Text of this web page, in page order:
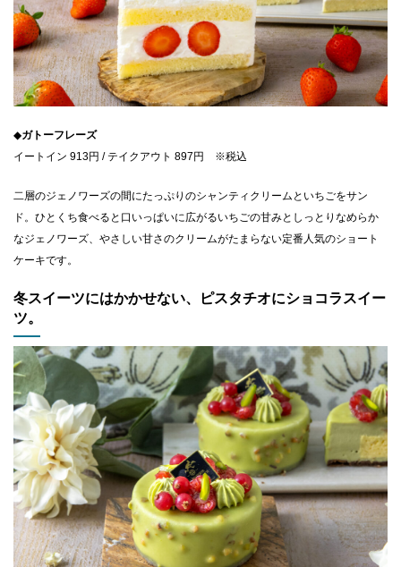
◆ガトーフレーズ
イートイン 913円 / テイクアウト 897円 ※税込
二層のジェノワーズの間にたっぷりのシャンティクリームといちごをサン
ド。ひとくち食べると​口いっぱいに広がるいちごの甘みとしっとりなめらか
なジェノワーズ、やさしい甘さのクリームがたまらない定番人気のショート
ケーキです。
冬スイーツにはかかせない、ピスタチオにショコラスイー
ツ。